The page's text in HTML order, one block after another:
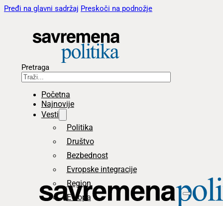
Pređi na glavni sadržaj Preskoči na podnožje
Pretraga
Početna
Najnovije
Vesti
Politika
Društvo
Bezbednost
Evropske integracije
Region
Evropa